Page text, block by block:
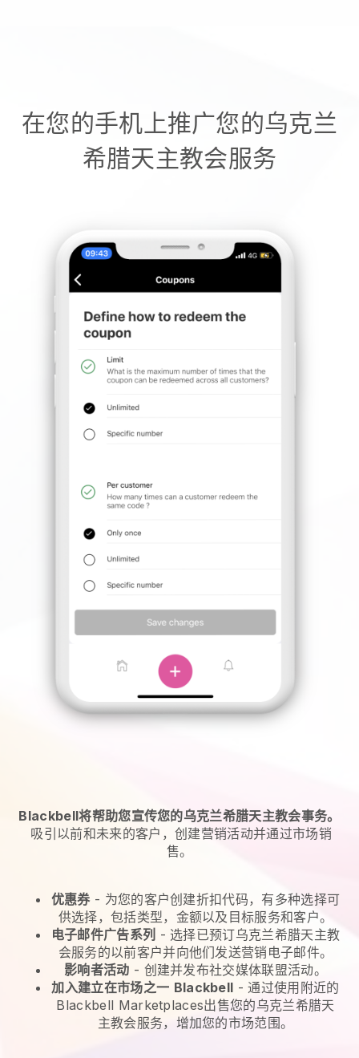
在您的手机上推广您的乌克兰
希腊天主教会服务
Blackbell将帮助您宣传您的乌克兰希腊天主教会事务。
吸引以前和未来的客户，创建营销活动并通过市场销
售。
优惠券- 为您的客户创建折扣代码，有多种选择可
供选择，包括类型，金额以及目标服务和客户。
电子邮件广告系列 - 选择已预订乌克兰希腊天主教
会服务的以前客户并向他们发送营销电子邮件。
影响者活动 - 创建并发布社交媒体联盟活动。
加入建立在市场之一 Blackbell -通过使用附近的
Blackbell Marketplaces出售您的乌克兰希腊天
主教会服务，增加您的市场范围。